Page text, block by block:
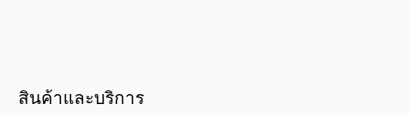
สินค้าและบริการ